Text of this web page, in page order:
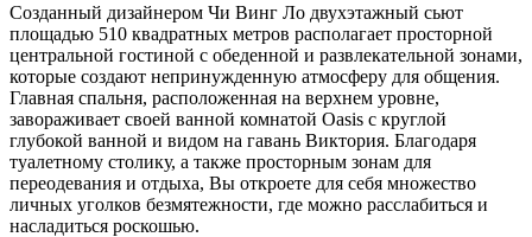
Созданный дизайнером Чи Винг Ло двухэтажный сьют
площадью 510 квадратных метров располагает просторной
центральной гостиной с обеденной и развлекательной зонами,
которые создают непринужденную атмосферу для общения.
Главная спальня, расположенная на верхнем уровне,
завораживает своей ванной комнатой Oasis с круглой
глубокой ванной и видом на гавань Виктория. Благодаря
туалетному столику, а также просторным зонам для
переодевания и отдыха, Вы откроете для себя множество
личных уголков безмятежности, где можно расслабиться и
насладиться роскошью.